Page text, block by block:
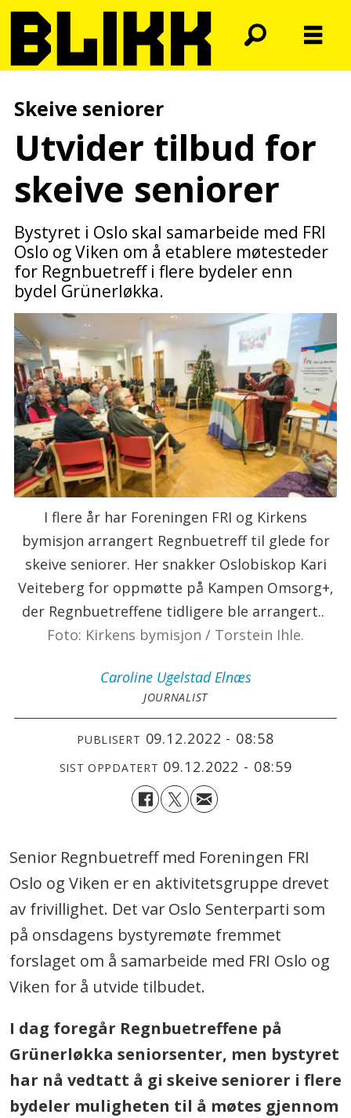
Skeive seniorer
Utvider tilbud for
skeive seniorer
Bystyret i Oslo skal samarbeide med FRI
Oslo og Viken om å etablere møtesteder
for Regnbuetreff i flere bydeler enn
bydel Grünerløkka.
I flere år har Foreningen FRI og Kirkens
bymisjon arrangert Regnbuetreff til glede for
skeive seniorer. Her snakker Oslobiskop Kari
Veiteberg for oppmøtte på Kampen Omsorg+,
der Regnbuetreffene tidligere ble arrangert..
Foto: Kirkens bymisjon / Torstein Ihle.
Caroline Ugelstad Elnæs
JOURNALIST
PUBLISERT 09.12.2022 - 08:58
SIST OPPDATERT 09.12.2022 - 08:59
Senior Regnbuetreff med Foreningen FRI
Oslo og Viken er en aktivitetsgruppe drevet
av frivillighet. Det var Oslo Senterparti som
på onsdagens bystyremøte fremmet
forslaget om å samarbeide med FRI Oslo og
Viken for å utvide tilbudet.
I dag foregår Regnbuetreffene på
Grünerløkka seniorsenter, men bystyret
har nå vedtatt å gi skeive seniorer i flere
bydeler muligheten til å møtes gjennom